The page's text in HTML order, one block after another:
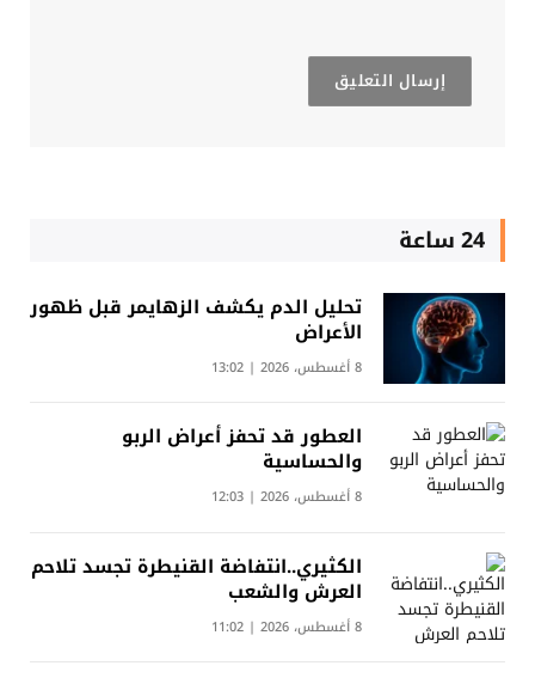
24 ساعة
تحليل الدم يكشف الزهايمر قبل ظهور
الأعراض
8 أغسطس، 2026 | 13:02
العطور قد تحفز أعراض الربو
والحساسية
8 أغسطس، 2026 | 12:03
الكثيري..انتفاضة القنيطرة تجسد تلاحم
العرش والشعب
8 أغسطس، 2026 | 11:02